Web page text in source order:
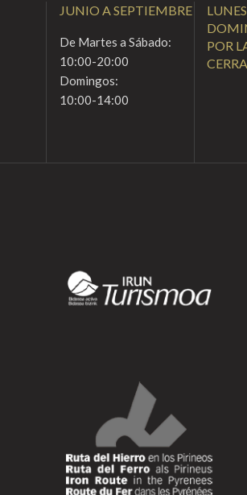
JUNIO A SEPTIEMBRE
De Martes a Sábado:
10:00-20:00
Domingos:
10:00-14:00
POR